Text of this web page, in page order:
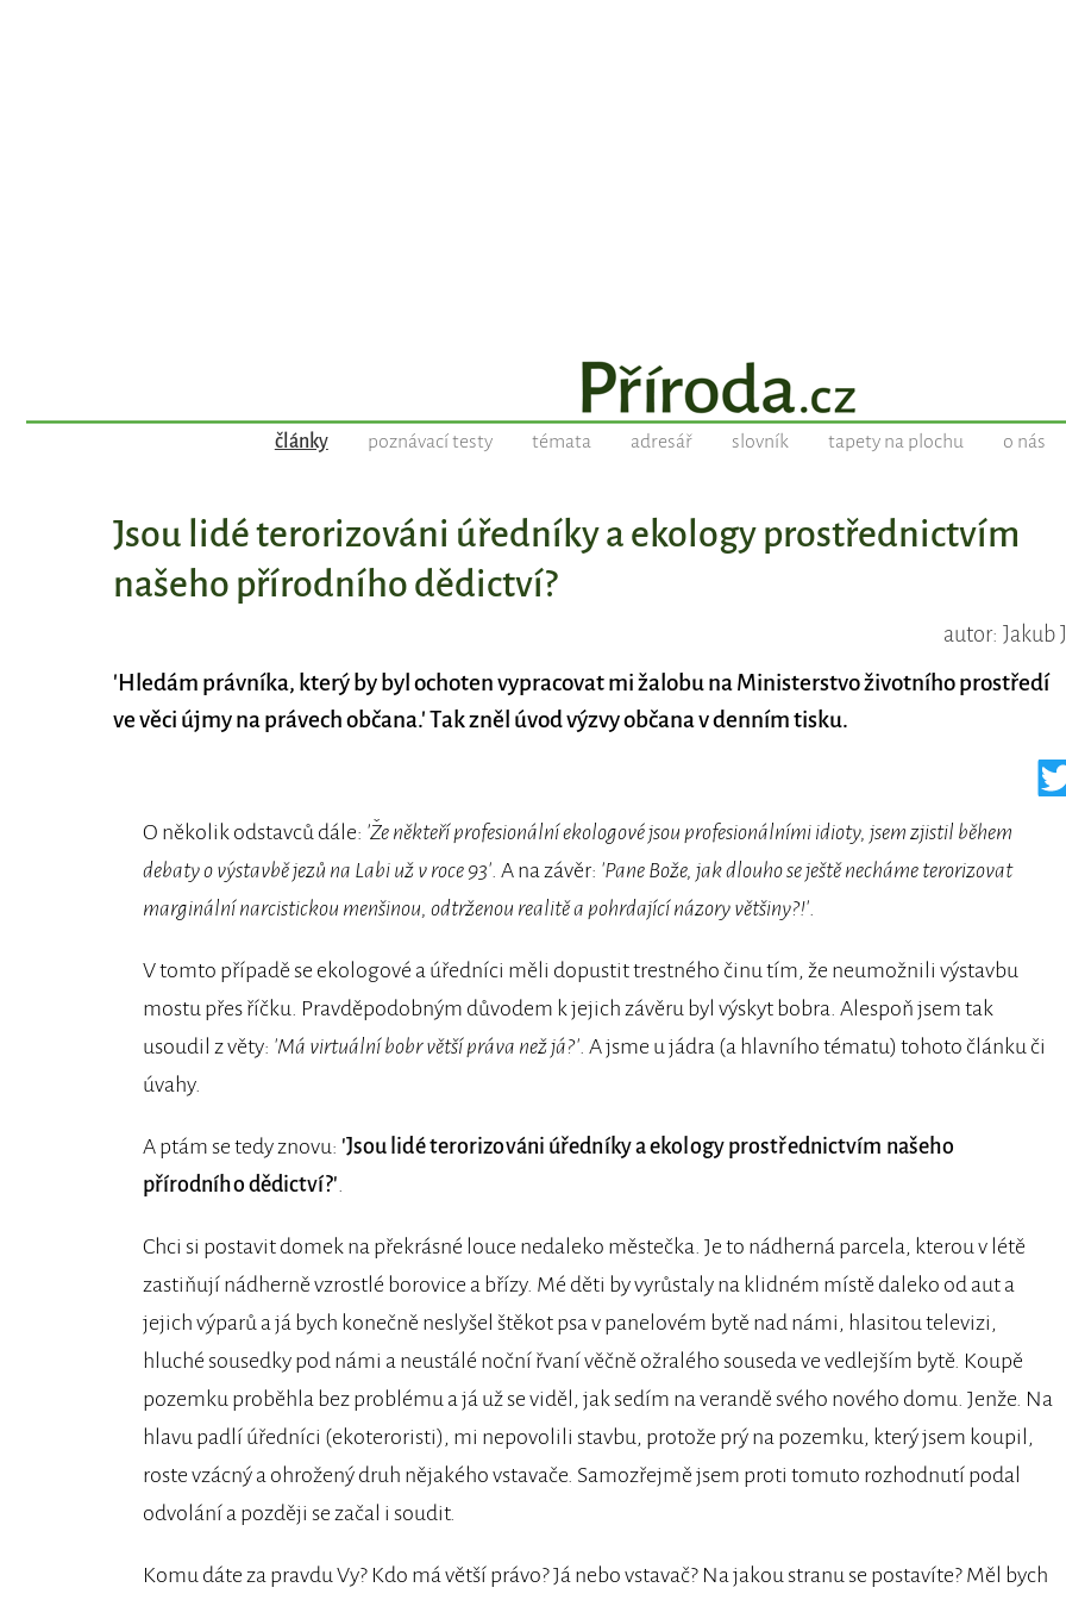
články poznávací testy témata adresář slovník tapety na plochu o nás
Jsou lidé terorizováni úředníky a ekology prostřednictvím
našeho přírodního dědictví?
autor: Jakub
'Hledám právníka, který by byl ochoten vypracovat mi žalobu na Ministerstvo životního prostředí
ve věci újmy na právech občana.' Tak zněl úvod výzvy občana v denním tisku.
O několik odstavců dále: 'Že někteří profesionální ekologové jsou profesionálními idioty, jsem zjistil během
debaty o výstavbě jezů na Labi už v roce 93'. A na závěr: 'Pane Bože, jak dlouho se ještě necháme terorizovat
marginální narcistickou menšinou, odtrženou realitě a pohrdající názory většiny?!'.
V tomto případě se ekologové a úředníci měli dopustit trestného činu tím, že neumožnili výstavbu
mostu přes říčku. Pravděpodobným důvodem k jejich závěru byl výskyt bobra. Alespoň jsem tak
usoudil z věty: 'Má virtuální bobr větší práva než já?'. A jsme u jádra (a hlavního tématu) tohoto článku či
úvahy.
A ptám se tedy znovu: 'Jsou lidé terorizováni úředníky a ekology prostřednictvím našeho
přírodního dědictví?'.
Chci si postavit domek na překrásné louce nedaleko městečka. Je to nádherná parcela, kterou v létě
zastiňují nádherně vzrostlé borovice a břízy. Mé děti by vyrůstaly na klidném místě daleko od aut a
jejich výparů a já bych konečně neslyšel štěkot psa v panelovém bytě nad námi, hlasitou televizi,
hluché sousedky pod námi a neustálé noční řvaní věčně ožralého souseda ve vedlejším bytě. Koupě
pozemku proběhla bez problému a já už se viděl, jak sedím na verandě svého nového domu. Jenže. Na
hlavu padlí úředníci (ekoteroristi), mi nepovolili stavbu, protože prý na pozemku, který jsem koupil,
roste vzácný a ohrožený druh nějakého vstavače. Samozřejmě jsem proti tomuto rozhodnutí podal
odvolání a později se začal i soudit.
Komu dáte za pravdu Vy? Kdo má větší právo? Já nebo vstavač? Na jakou stranu se postavíte? Měl bych